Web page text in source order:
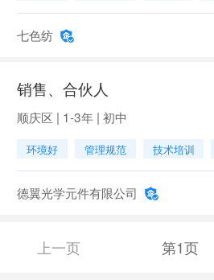
七色纺
销售、合伙人
顺庆区 | 1-3年 | 初中
环境好 管理规范 技术培训
德翼光学元件有限公司
上一页 第1页